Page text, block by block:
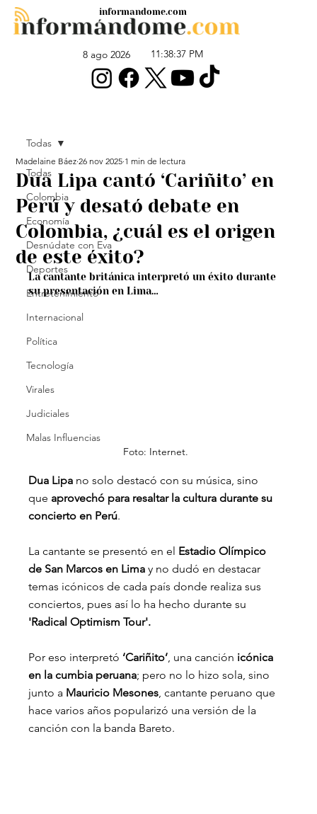
8 ago 2026 11:38:37 PM
informandome.com
Todas
Colombia
Economía
Desnúdate con Eva
Deportes
Entretenimiento
Internacional
Política
Tecnología
Virales
Judiciales
Malas Influencias
Todas
Dua Lipa cantó ‘Cariñito’ en
Perú y desató debate en
Colombia, ¿cuál es el origen
de este éxito?
Madelaine Báez 26 nov 2025 1 min de lectura
La cantante británica interpretó un éxito durante
su presentación en Lima…
Foto: Internet.
Dua Lipa no solo destacó con su música, sino
que aprovechó para resaltar la cultura durante su
concierto en Perú.
La cantante se presentó en el Estadio Olímpico
de San Marcos en Lima y no dudó en destacar
temas icónicos de cada país donde realiza sus
conciertos, pues así lo ha hecho durante su
'Radical Optimism Tour'.
Por eso interpretó ‘Cariñito’ , una canción icónica
en la cumbia peruana; pero no lo hizo sola, sino
junto a Mauricio Mesones , cantante peruano que
hace varios años popularizó una versión de la
canción con la banda Bareto.